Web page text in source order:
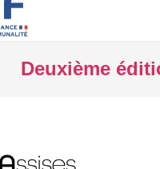
Deuxième